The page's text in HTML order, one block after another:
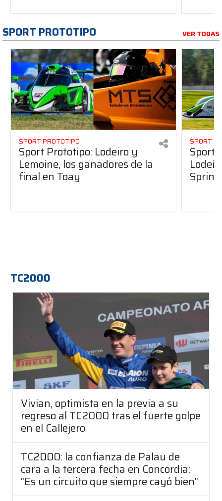
SPORT PROTOTIPO VER TODAS
SPORT PROTOTIPO
Sport Prototipo: Lodeiro y
Lemoine, los ganadores de la
final en Toay
SPORT
Sport
Sprint
TC2000
Vivian, optimista en la previa a su
regreso al TC2000 tras el fuerte golpe
en el Callejero
TC2000: la confianza de Palau de
cara a la tercera fecha en Concordia:
"Es un circuito que siempre cayó bien"